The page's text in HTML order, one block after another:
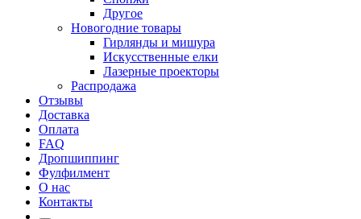
Другое
Новогодние товары
Гирлянды и мишура
Искусственные елки
Лазерные проекторы
Распродажа
Отзывы
Доставка
Оплата
FAQ
Дропшиппинг
Фулфилмент
О нас
Контакты